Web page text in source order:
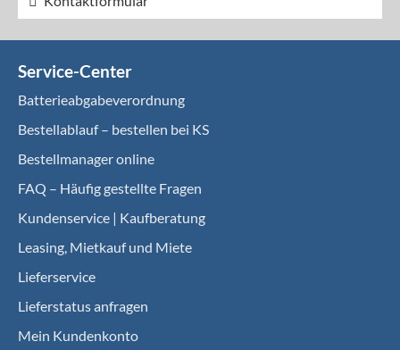
Service-Center
Batterieabgabeverordnung
Bestellablauf – bestellen bei KS
Bestellmanager online
FAQ – Häufig gestellte Fragen
Kundenservice | Kaufberatung
Leasing, Mietkauf und Miete
Lieferservice
Lieferstatus anfragen
Mein Kundenkonto